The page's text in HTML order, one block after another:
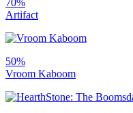
70%
Artifact
50%
Vroom Kaboom